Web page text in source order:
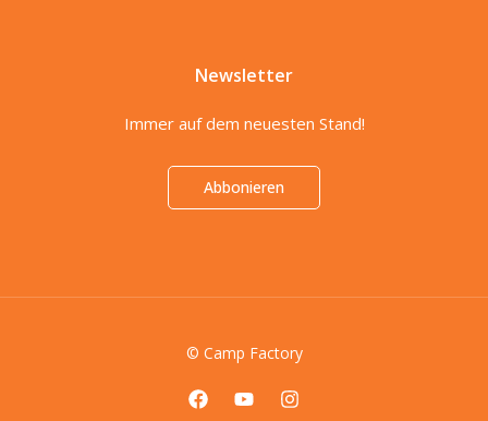
Newsletter
Immer auf dem neuesten Stand!
Abbonieren
© Camp Factory